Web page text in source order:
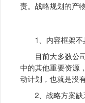
责。战略规划的产
1、内容框架不
目前大多数公司
中的其他重要资源
动计划，也就是没
2、战略方案缺